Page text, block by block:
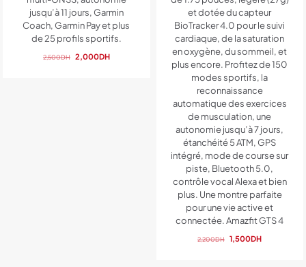
jusqu’à 11 jours, Garmin
Coach, Garmin Pay et plus
de 25 profils sportifs.
2,500DH
Le
2,000DHLe
et dotée du capteur
BioTracker 4.0 pour le suivi
cardiaque, de la saturation
en oxygène, du sommeil, et
plus encore. Profitez de 150
modes sportifs, la
reconnaissance
automatique des exercices
de musculation, une
autonomie jusqu’à 7 jours,
étanchéité 5 ATM, GPS
intégré, mode de course sur
piste, Bluetooth 5.0,
contrôle vocal Alexa et bien
plus. Une montre parfaite
pour une vie active et
connectée. Amazfit GTS 4
2,200DH
Le
1,500DHLe